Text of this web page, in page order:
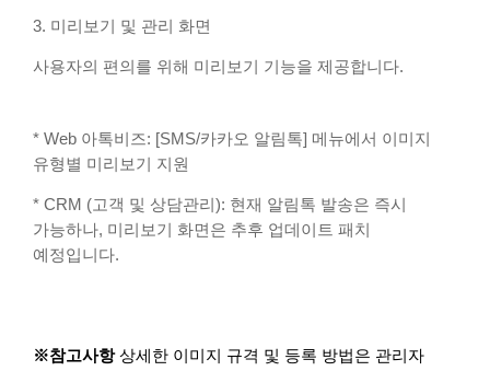
3. 미리보기 및 관리 화면
사용자의 편의를 위해 미리보기 기능을 제공합니다.
* Web 아톡비즈: [SMS/카카오 알림톡] 메뉴에서 이미지
유형별 미리보기 지원
* CRM (고객 및 상담관리): 현재 알림톡 발송은 즉시
가능하나, 미리보기 화면은 추후 업데이트 패치
예정입니다.
※참고사항상세한 이미지 규격 및 등록 방법은 관리자